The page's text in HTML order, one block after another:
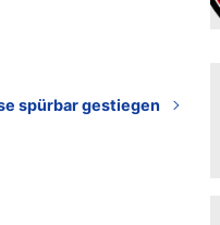
spürbar gestiegen